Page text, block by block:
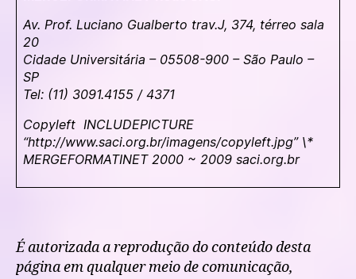
Av. Prof. Luciano Gualberto trav.J, 374, térreo sala
20
Cidade Universitária – 05508-900 – São Paulo –
SP
Tel: (11) 3091.4155 / 4371
Copyleft INCLUDEPICTURE
“http://www.saci.org.br/imagens/copyleft.jpg” \*
MERGEFORMATINET 2000 ~ 2009 saci.org.br
É autorizada a reprodução do conteúdo desta
página em qualquer meio de comunicação,